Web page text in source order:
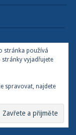
CVD procesu
stránka používá
vyjadřujete
spravovat, najdete